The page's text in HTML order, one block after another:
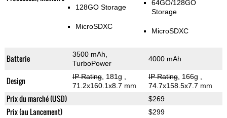
128GO Storage
MicroSDXC
64GO/128GO
Storage
MicroSDXC
Batterie
3500 mAh,
TurboPower
4000 mAh
Design IP Rating, 181g
71.2x160.1x8.7 mm
IP Rating, 166g
74.7x158.5x7.7 mm
Prix du marché (USD) $269
Prix (au Lancement) $299